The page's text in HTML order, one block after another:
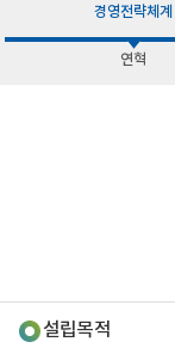
경영전략체계
연혁
설립목적